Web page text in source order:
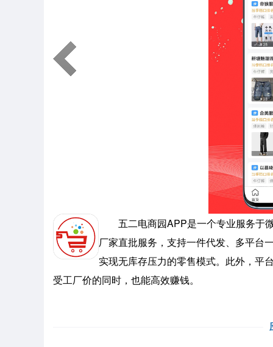
五二电商园APP是一个专业服务于微
厂家直批服务，支持一件代发、多平台
实现无库存压力的零售模式。此外，平
受工厂价的同时，也能高效赚钱。